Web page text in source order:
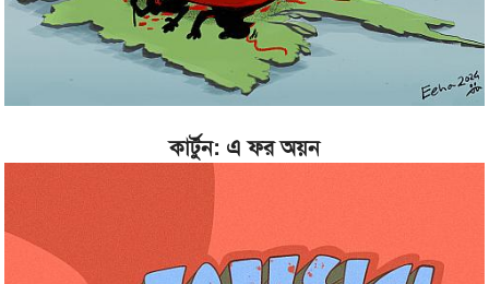
কার্টুন: এ ফর অয়ন